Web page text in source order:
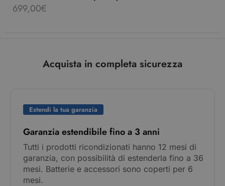
699,00€
Acquista in completa sicurezza
Estendi la tua garanzia
Garanzia estendibile fino a 3 anni
Tutti i prodotti ricondizionati hanno 12 mesi di
garanzia, con possibilità di estenderla fino a 36
mesi. Batterie e accessori sono coperti per 6
mesi.